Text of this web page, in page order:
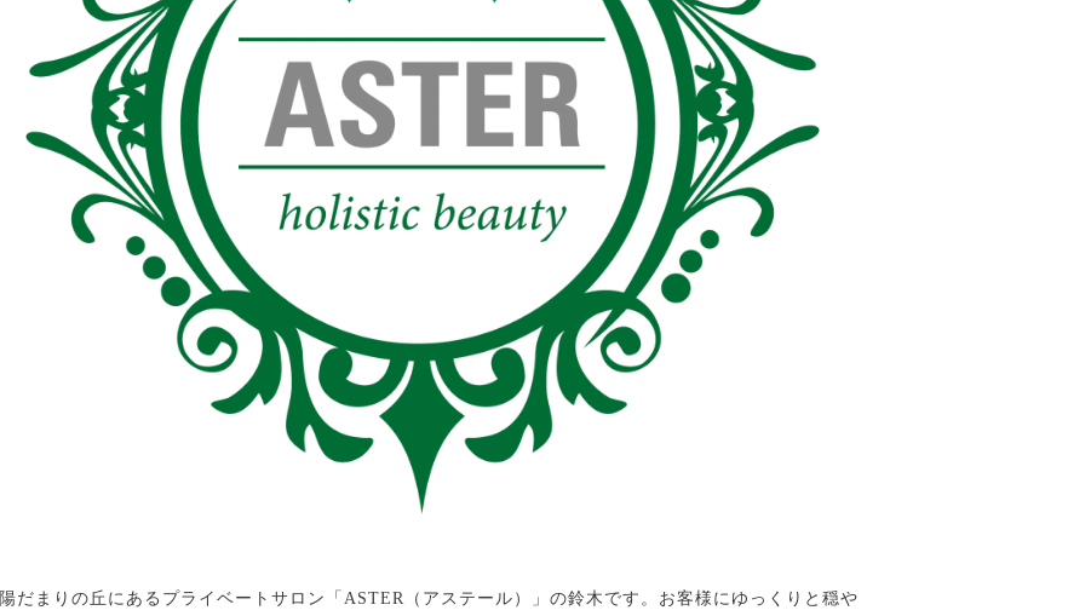
陽だまりの丘にあるプライベートサロン「ASTER（アステール）」の鈴木です。お客様にゆっくりと穏や